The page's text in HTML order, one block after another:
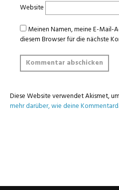
Website
Meinen Namen, meine E-Mail-
diesem Browser für die nächste
Diese Website verwendet Akismet,
mehr darüber, wie deine